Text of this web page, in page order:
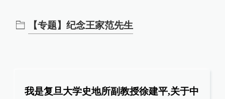
【专题】纪念王家范先生
我是复旦大学史地所副教授徐建平,关于中